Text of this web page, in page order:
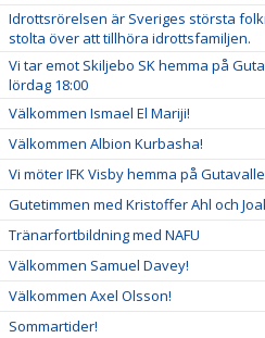
Idrottsrörelsen är Sveriges största
stolta över att tillhöra idrottsfamiljen.
Vi tar emot Skiljebo SK hemma på
lördag 18:00
Välkommen Ismael El Mariji!
Välkommen Albion Kurbasha!
Vi möter IFK Visby hemma på
Gutetimmen med Kristoffer Ahl och
Tränarfortbildning med NAFU
Välkommen Samuel Davey!
Välkommen Axel Olsson!
Sommartider!